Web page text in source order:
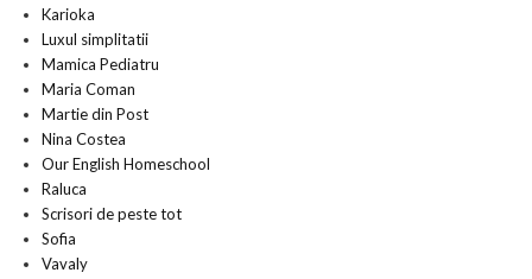
Karioka
Luxul simplitatii
Mamica Pediatru
Maria Coman
Martie din Post
Nina Costea
Our English Homeschool
Raluca
Scrisori de peste tot
Sofia
Vavaly